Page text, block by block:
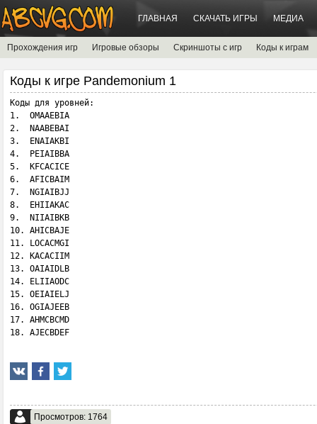
ГЛАВНАЯ СКАЧАТЬ ИГРЫ МЕДИА
Прохождения игр Игровые обзоры Скриншоты с игр Коды к играм
Коды к игре Pandemonium 1
Коды для уровней:
1.  OMAAEBIA
2.  NAABEBAI
3.  ENAIAKBI
4.  PEIAIBBA
5.  KFCACICE
6.  AFICBAIM
7.  NGIAIBJJ
8.  EHIIAKAC
9.  NIIAIBKB
10. AHICBAJE
11. LOCACMGI
12. KACACIIM
13. OAIAIDLB
14. ELIIAODC
15. OEIAIELJ
16. OGIAJEEB
17. AHMCBCMD
18. AJECBDEF
Просмотров: 1764